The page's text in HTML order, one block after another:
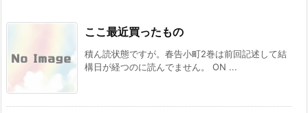
ここ最近買ったもの
積ん読状態ですが。春告小町2巻は前回記述して結
構日が経つのに読んでません。 ON ...